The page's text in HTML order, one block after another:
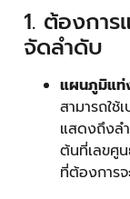
1. ต้องกา
จัดลำดับ
แผนภูมิแท่
สามารถใช้
แสดงถึงล
ต้นที่เลขศู
ที่ต้องการ